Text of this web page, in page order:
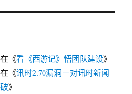
《看《西游记》悟团队建设》
《讯时2.70漏洞－对讯时新闻
》